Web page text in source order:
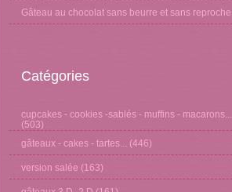
Gâteau au chocolat sans beurre et sans reproche
Catégories
cupcakes - cookies -sablés - muffins - macarons...
(503)
gâteaux - cakes - tartes... (446)
version salée (163)